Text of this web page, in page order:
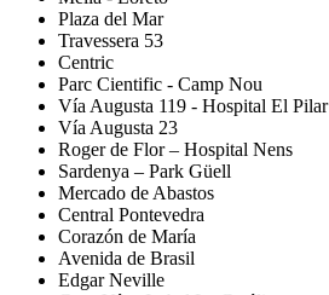
Plaza del Mar
Travessera 53
Centric
Parc Cientific - Camp Nou
Vía Augusta 119 - Hospital El Pilar
Vía Augusta 23
Roger de Flor – Hospital Nens
Sardenya – Park Güell
Mercado de Abastos
Central Pontevedra
Corazón de María
Avenida de Brasil
Edgar Neville